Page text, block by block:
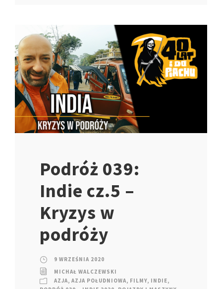
Podróż 039:
Indie cz.5 –
Kryzys w
podróży
9 WRZEŚNIA 2020
MICHAŁ WALCZEWSKI
AZJA, AZJA POŁUDNIOWA, FILMY, INDIE,